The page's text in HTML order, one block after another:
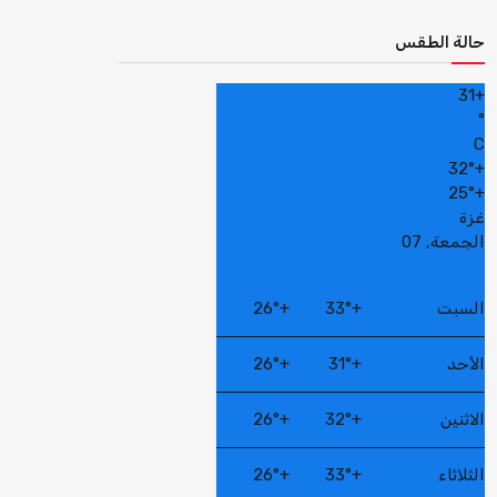
حالة الطقس
+
31
°
C
+
32°
+
25°
غزة
الجمعة, 07
السبت +
33°
+
26°
الأحد +
31°
+
26°
الاثنين +
32°
+
26°
الثلاثاء +
33°
+
26°